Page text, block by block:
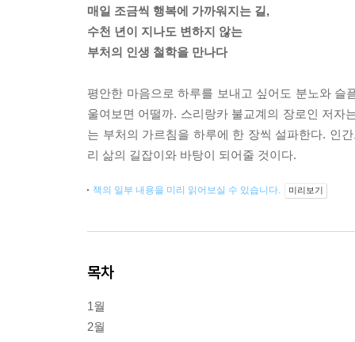
매일 조금씩 행복에 가까워지는 길,
수천 년이 지나도 변하지 않는
부처의 인생 철학을 만나다
평안한 마음으로 하루를 보내고 싶어도 분노와
울여보면 어떨까. 스리랑카 불교계의 장로인 저자
는 부처의 가르침을 하루에 한 장씩 설파한다. 인
리 삶의 길잡이와 바탕이 되어줄 것이다.
책의 일부 내용을 미리 읽어보실 수 있습니다. 미리보기
목차
1월
2월